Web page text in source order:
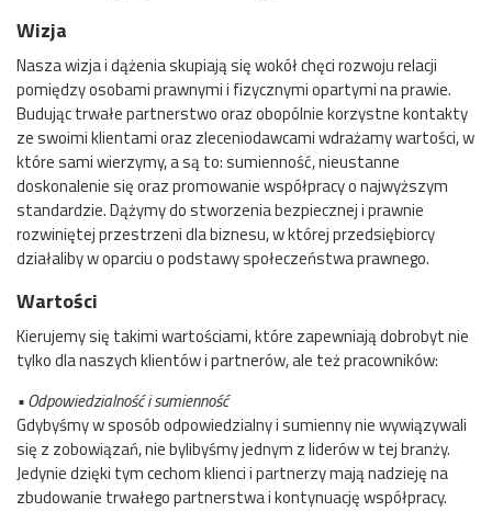
Wizja
Nasza wizja i dążenia skupiają się wokół chęci rozwoju relacji
pomiędzy osobami prawnymi i fizycznymi opartymi na prawie.
Budując trwałe partnerstwo oraz obopólnie korzystne kontakty
ze swoimi klientami oraz zleceniodawcami wdrażamy wartości, w
które sami wierzymy, a są to: sumienność, nieustanne
doskonalenie się oraz promowanie współpracy o najwyższym
standardzie. Dążymy do stworzenia bezpiecznej i prawnie
rozwiniętej przestrzeni dla biznesu, w której przedsiębiorcy
działaliby w oparciu o podstawy społeczeństwa prawnego.
Wartości
Kierujemy się takimi wartościami, które zapewniają dobrobyt nie
tylko dla naszych klientów i partnerów, ale też pracowników:
• Odpowiedzialność i sumienność
Gdybyśmy w sposób odpowiedzialny i sumienny nie wywiązywali
się z zobowiązań, nie bylibyśmy jednym z liderów w tej branży.
Jedynie dzięki tym cechom klienci i partnerzy mają nadzieję na
zbudowanie trwałego partnerstwa i kontynuację współpracy.